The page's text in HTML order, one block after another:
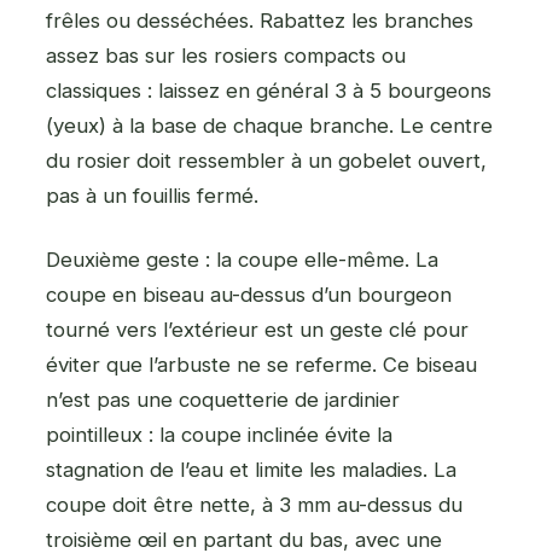
frêles ou desséchées. Rabattez les branches
assez bas sur les rosiers compacts ou
classiques : laissez en général 3 à 5 bourgeons
(yeux) à la base de chaque branche. Le centre
du rosier doit ressembler à un gobelet ouvert,
pas à un fouillis fermé.
Deuxième geste : la coupe elle-même. La
coupe en biseau au-dessus d’un bourgeon
tourné vers l’extérieur est un geste clé pour
éviter que l’arbuste ne se referme. Ce biseau
n’est pas une coquetterie de jardinier
pointilleux : la coupe inclinée évite la
stagnation de l’eau et limite les maladies. La
coupe doit être nette, à 3 mm au-dessus du
troisième œil en partant du bas, avec une